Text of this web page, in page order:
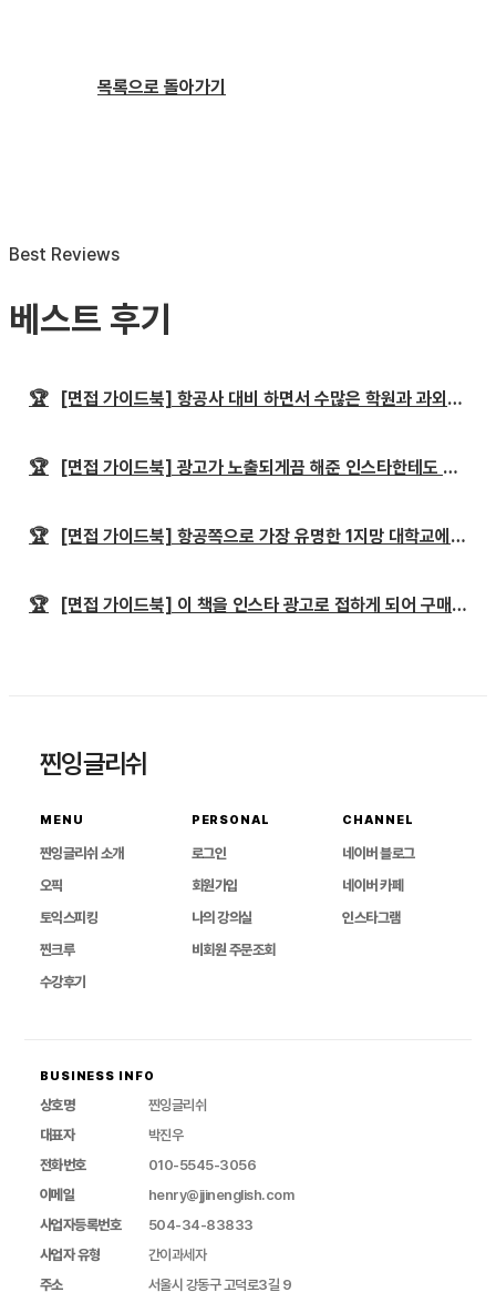
목록으로 돌아가기
Best Reviews
베스트 후기
🏆 [면접 가이드북] 항공사 대비 하면서 수많은 학원과 과외를 수강해 봤지만
🏆 [면접 가이드북] 광고가 노출되게끔 해준 인스타한테도 너무 감사해요🤣🤣🤣
🏆 [면접 가이드북] 항공쪽으로 가장 유명한 1지망 대학교에 2번이나 탈락했는데
🏆 [면접 가이드북] 이 책을 인스타 광고로 접하게 되어 구매하게 된 승준생입니다.
찐잉글리쉬
MENU
찐잉글리쉬 소개
오픽
토익스피킹
찐크루
수강후기
PERSONAL
로그인
회원가입
나의 강의실
비회원 주문조회
CHANNEL
네이버 블로그
네이버 카페
인스타그램
BUSINESS INFO
상호명
찐잉글리쉬
대표자
박진우
전화번호
010-5545-3056
이메일
henry@jjinenglish.com
사업자등록번호
504-34-83833
사업자 유형
간이과세자
주소
서울시 강동구 고덕로3길 9